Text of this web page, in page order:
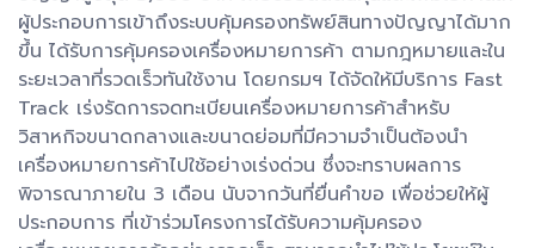
ผู้ประกอบการเข้าถึงระบบคุ้มครองทรัพย์สินทางปัญญาได้มาก
ขึ้น ได้รับการคุ้มครองเครื่องหมายการค้า ตามกฎหมายและใน
ระยะเวลาที่รวดเร็วทันใช้งาน โดยกรมฯ ได้จัดให้มีบริการ Fast
Track เร่งรัดการจดทะเบียนเครื่องหมายการค้าสำหรับ
วิสาหกิจขนาดกลางและขนาดย่อมที่มีความจำเป็นต้องนำ
เครื่องหมายการค้าไปใช้อย่างเร่งด่วน ซึ่งจะทราบผลการ
พิจารณาภายใน 3 เดือน นับจากวันที่ยื่นคำขอ เพื่อช่วยให้ผู้
ประกอบการ ที่เข้าร่วมโครงการได้รับความคุ้มครอง